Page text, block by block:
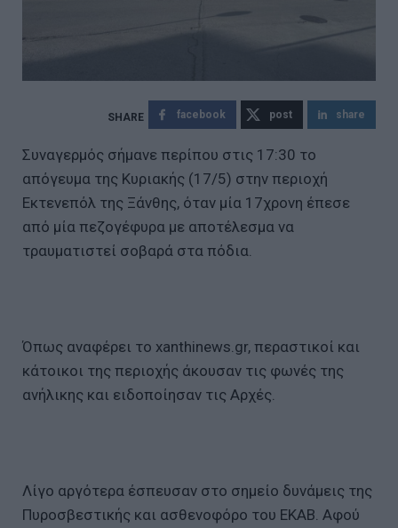
facebook post share
Συναγερμός σήμανε περίπου στις 17:30 το
απόγευμα της Κυριακής (17/5) στην περιοχή
Εκτενεπόλ της Ξάνθης, όταν μία 17χρονη έπεσε
από μία πεζογέφυρα με αποτέλεσμα να
τραυματιστεί σοβαρά στα πόδια.
Όπως αναφέρει το xanthinews.gr, περαστικοί και
κάτοικοι της περιοχής άκουσαν τις φωνές της
ανήλικης και ειδοποίησαν τις Αρχές.
Λίγο αργότερα έσπευσαν στο σημείο δυνάμεις της
Πυροσβεστικής και ασθενοφόρο του ΕΚΑΒ. Αφού